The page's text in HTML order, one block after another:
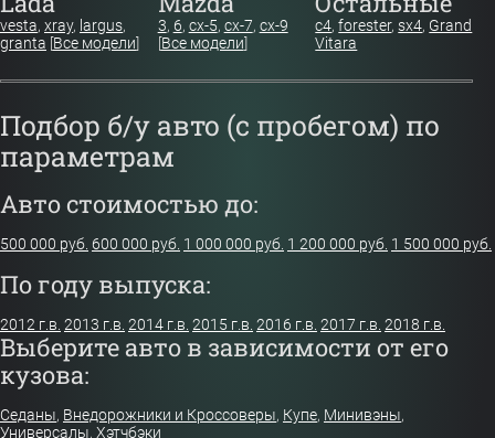
vesta, xray, largus,
granta [Все модели]
3, 6, cx-5, cx-7, cx-9
[Все модели]
c4,forester,sx4, Grand
Vitara
Подбор б/у авто (с пробегом) по
параметрам
Авто стоимостью до:
500 000 руб. 600 000 руб. 1 000 000 руб. 1 200 000 руб. 1 500 000 руб.
По году выпуска:
2012 г.в. 2013 г.в. 2014 г.в. 2015 г.в. 2016 г.в. 2017 г.в. 2018 г.в.
Выберите авто в зависимости от его
кузова:
Седаны, Внедорожники и Кроссоверы, Купе, Минивэны,
Универсалы, Хэтчбэки